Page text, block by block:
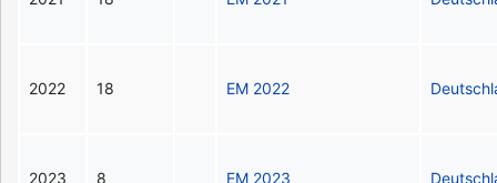
2022 18 EM 2022
2023 8 EM 2023